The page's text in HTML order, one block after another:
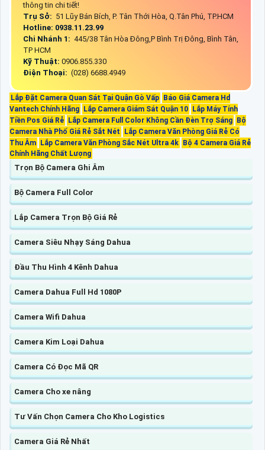
thông tin chi tiết!
Trụ Sở: 51 Lũy Bán Bích, P. Tân Thới Hòa, Q.Tân Phú, TP.HCM
Hotline: 0938.11.23.99
Chi Nhánh 1: 445/38 Tân Hòa Đông,P Bình Trị Đông, Bình Tân,
TP HCM
Kỹ Thuật: 0906.855.330
Điện Thoại: (028) 6688.4949
Lắp Đặt Camera Quan Sát Tại Quận Gò Vấp
Báo Giá Camera Hd
Vantech Chính Hãng
Lắp Camera Giám Sát Quận 10
Lắp Máy Tính
Tiền Pos Giá Rẻ
Lắp Camera Full Color Không Cần Đèn Trợ Sáng
Bộ
Camera Nhà Phố Giá Rẻ Sắt Nét
Lắp Camera Văn Phòng Giá Rẻ Có
Thu Âm
Lắp Camera Văn Phòng Sắc Nét Ultra 4k
Bộ 4 Camera Giá Rẻ
Chính Hãng Chất Lượng
Trọn Bộ Camera Ghi Âm
Bộ Camera Full Color
Lắp Camera Trọn Bộ Giá Rẻ
Camera Siêu Nhạy Sáng Dahua
Đầu Thu Hình 4 Kênh Dahua
Camera Dahua Full Hd 1080P
Camera Wifi Dahua
Camera Kim Loại Dahua
Camera Có Đọc Mã QR
Camera Cho xe nâng
Tư Vấn Chọn Camera Cho Kho Logistics
Camera Giá Rẻ Nhất